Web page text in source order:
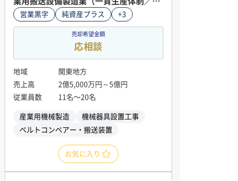
関東）
営業黒字 純資産プラス +3
売却希望金額
応相談
地域
関東地方
売上高
2億5,000万円～5億円
従業員数
11名〜20名
産業用機械製造
機械器具設置工事
ベルトコンベアー・搬送装置
お気に入り